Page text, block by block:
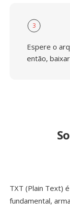
3
Espere o
então,
TXT (Plain Text)
fundamental,